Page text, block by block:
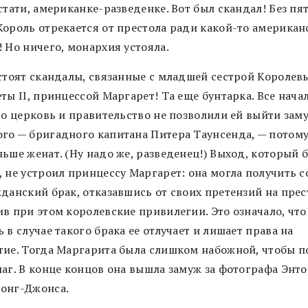
американке-разведенке. Вот был скандал! Без
отрекается от престола ради какой-то
Но ничего, монархия устояла.
скандалы, связанные с младшей сестрой
II, принцессой Маргарет! Та еще бунтарка. Все
церковь и правительство не позволили ей выйти
— бригадного капитана Питера Таунсенда, —
женат. (Ну надо же, разведенец!) Выход, который
устроил принцессу Маргарет: она могла получить
брак, отказавшись от своих претензий на
при этом королевские привилегии. Это означало, что
в случае такого брака ее отлучает и лишает права на
Тогда Маргарита была слишком набожной, чтобы
В конце концов она вышла замуж за фотографа
Джонса.